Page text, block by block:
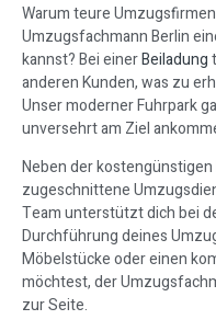
Warum teure
Umzugsfachmann Berlin
kannst? Bei einerBeiladung
anderen Kunden, was zu
Unser moderner Fuhrpark
unversehrt am Ziel
Neben der
zugeschnittene
Team unterstützt dich bei
Durchführung deines
Möbelstücke oder einen
möchtest, der
zur Seite.